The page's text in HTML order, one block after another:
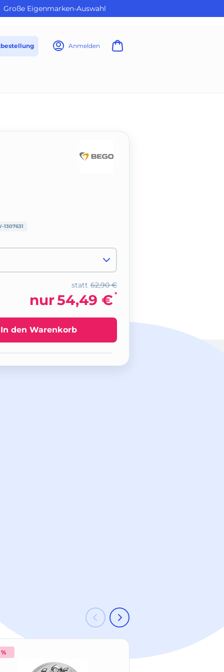
Große Eigenmarken-Auswahl
Anmelden
1307631
62,90 €
statt
nur54,49 € *
In den Warenkorb
-17 %